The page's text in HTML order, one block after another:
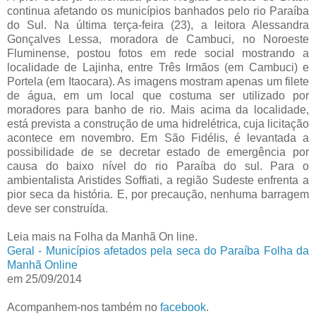
continua afetando os municípios banhados pelo rio Paraíba
do Sul. Na última terça-feira (23), a leitora Alessandra
Gonçalves Lessa, moradora de Cambuci, no Noroeste
Fluminense, postou fotos em rede social mostrando a
localidade de Lajinha, entre Três Irmãos (em Cambuci) e
Portela (em Itaocara). As imagens mostram apenas um filete
de água, em um local que costuma ser utilizado por
moradores para banho de rio. Mais acima da localidade,
está prevista a construção de uma hidrelétrica, cuja licitação
acontece em novembro. Em São Fidélis, é levantada a
possibilidade de se decretar estado de emergência por
causa do baixo nível do rio Paraíba do sul. Para o
ambientalista Aristides Soffiati, a região Sudeste enfrenta a
pior seca da história. E, por precaução, nenhuma barragem
deve ser construída.
Leia mais na Folha da Manhã On line.
Geral - Municípios afetados pela seca do Paraíba Folha da
Manhã Online
em 25/09/2014
Acompanhem-nos também no facebook.